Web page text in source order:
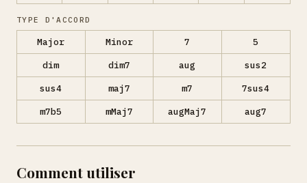
TYPE D'ACCORD
Major Minor 7
5
dim
dim7 aug
sus2
sus4
maj7 m7
7sus4
m7b5
mMaj7 augMaj7 aug7
Comment utiliser